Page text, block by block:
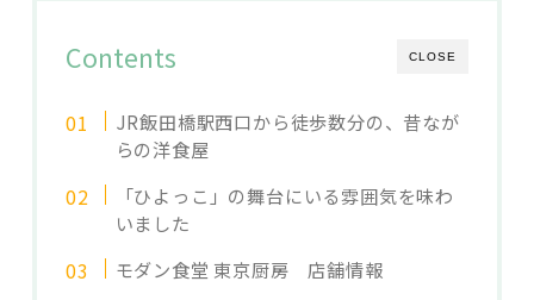
CLOSE
Contents
JR飯田橋駅西口から徒歩数分の、昔なが
らの洋食屋
「ひよっこ」の舞台にいる雰囲気を味わ
いました
モダン食堂 東京厨房 店舗情報